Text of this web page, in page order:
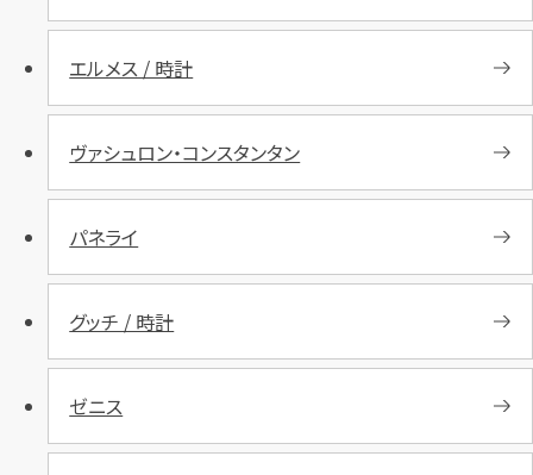
エルメス / 時計
ヴァシュロン・コンスタンタン
パネライ
グッチ / 時計
ゼニス